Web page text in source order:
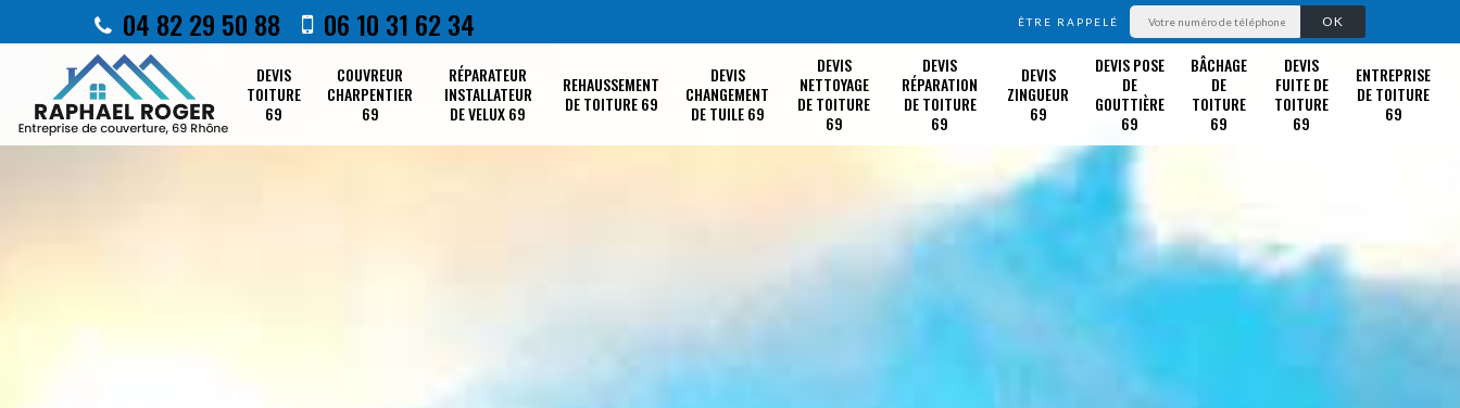
04 82 29 50 88 06 10 31 62 34 ÊTRE RAPPELÉ
DEVIS
TOITURE
69
COUVREUR
CHARPENTIER
69
RÉPARATEUR
INSTALLATEUR
DE VELUX 69
REHAUSSEMENT
DE TOITURE 69
DEVIS
CHANGEMENT
DE TUILE 69
DEVIS
NETTOYAGE
DE TOITURE
69
DEVIS
RÉPARATION
DE TOITURE
69
DEVIS
ZINGUEUR
69
DEVIS POSE
DE
GOUTTIÈRE
69
BÂCHAGE
DE
TOITURE
69
DEVIS
FUITE DE
TOITURE
69
ENTREPRISE
DE TOITURE
69